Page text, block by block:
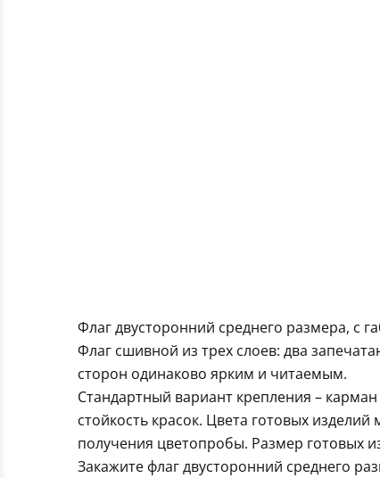
Флаг двусторонний среднего размера, с
Флаг сшивной из трех слоев: два
сторон одинаково ярким и читаемым.
Стандартный вариант крепления –
стойкость красок. Цвета готовых
получения цветопробы. Размер готовых
Закажите флаг двусторонний среднего